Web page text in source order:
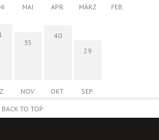
MAI APR. MÄRZ FEB.
35
NOV.
40
OKT.
29
SEP.
BACK TO TOP